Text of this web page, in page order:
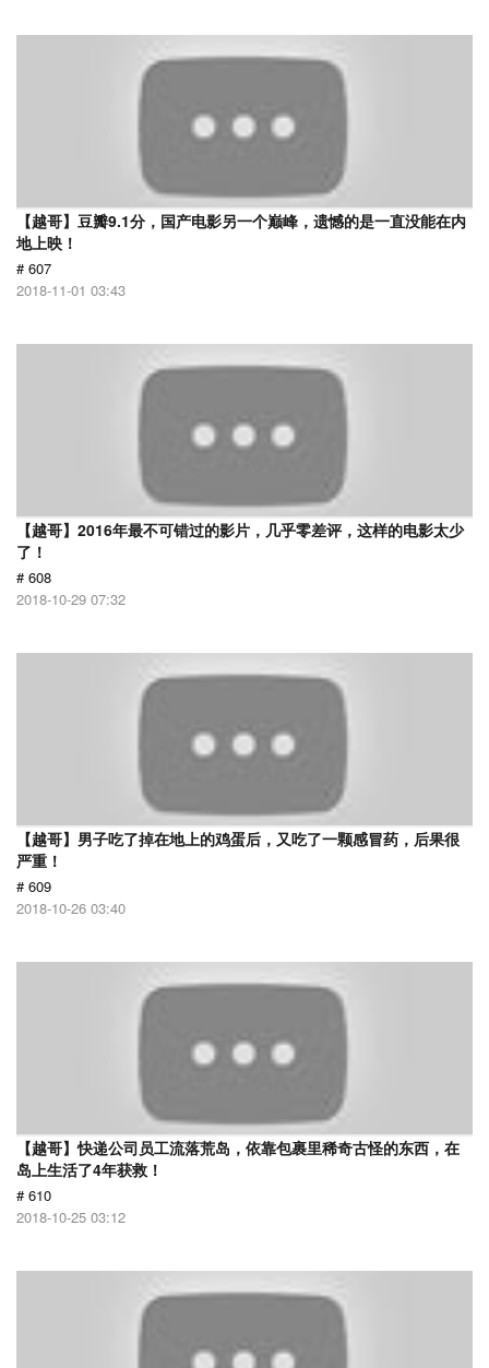
【越哥】豆瓣9.1分，国产电影另一个巅峰，遗憾的是一直没能在内
地上映！
# 607
2018-11-01 03:43
【越哥】2016年最不可错过的影片，几乎零差评，这样的电影太少
了！
# 608
2018-10-29 07:32
【越哥】男子吃了掉在地上的鸡蛋后，又吃了一颗感冒药，后果很
严重！
# 609
2018-10-26 03:40
【越哥】快递公司员工流落荒岛，依靠包裹里稀奇古怪的东西，在
岛上生活了4年获救！
# 610
2018-10-25 03:12